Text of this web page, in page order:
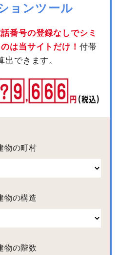
ョンツール
番号の登録なしでシミ
は当サイトだけ！ 付帯
出できます。
物の町村
物の構造
物の階数